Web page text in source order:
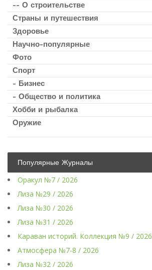
-- О строительстве
Страны и путешествия
Здоровье
Научно-популярные
Фото
Спорт
- Бизнес
- Общество и политика
Хобби и рыбалка
Оружие
Популярные Журналы
Оракул №7 / 2026
Лиза №29 / 2026
Лиза №30 / 2026
Лиза №31 / 2026
Караван историй. Коллекция №9 / 2026
Атмосфера №7-8 / 2026
Лиза №32 / 2026